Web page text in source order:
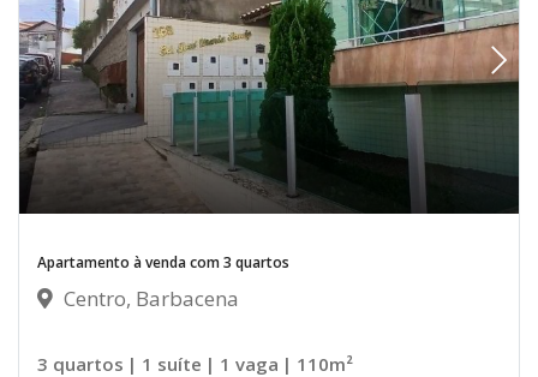
Apartamento à venda com 3 quartos
Centro, Barbacena
3 quartos | 1 suíte | 1 vaga | 110m²